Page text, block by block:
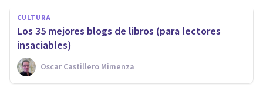
CULTURA
Los 35 mejores blogs de libros (para lectores
insaciables)
Oscar Castillero Mimenza
14 ensayos recomendados
para mentes curiosas
Oscar Castillero Mimenza